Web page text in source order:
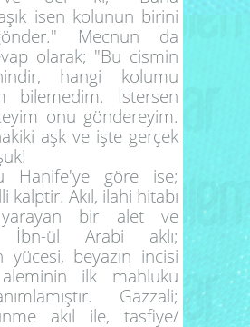
isen kolunun birini
Mecnun da
olarak; "Bu cismin
hangi kolumu
bilemedim. İstersen
onu göndereyim.
aşk ve işte gerçek
Hanife'ye göre ise;
kalptir. Akıl, ilahi hitabı
yarayan bir alet ve
İbn-ül Arabi aklı;
yücesi, beyazın incisi
ilk mahluku
Gazzali;
akıl ile, tasfiye/